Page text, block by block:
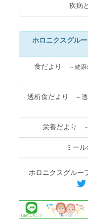
[プレスリリース
2026年5月28日
2026年5月27日
[プレスリリース]全身の
2026年5月26日
[プレスリリース]口唇口
ラム開催
2026年5月22日
ホロニクス公開医学
［2026年5月29日（
[プレスリリース]ロ
開
[プレスリリース]離
疾病
ホロニクスグル
食だより ～健
透析食だより
～
栄養だより
ミー
ホロニクスグルー